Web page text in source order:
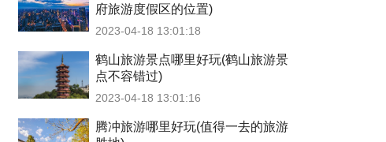
府旅游度假区的位置)
2023-04-18 13:01:18
鹤山旅游景点哪里好玩(鹤山旅游景
点不容错过)
2023-04-18 13:01:16
腾冲旅游哪里好玩(值得一去的旅游